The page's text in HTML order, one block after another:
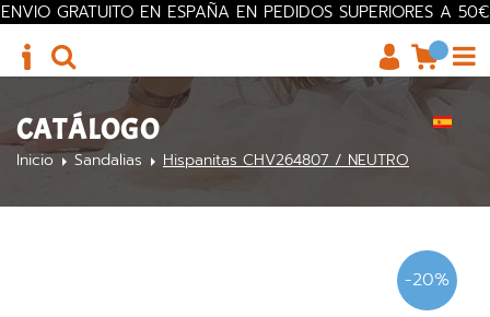
ENVIO GRATUITO EN ESPAÑA EN PEDIDOS SUPERIORES A 50€
CATÁLOGO
Inicio Sandalias Hispanitas CHV264807 / NEUTRO
-20%